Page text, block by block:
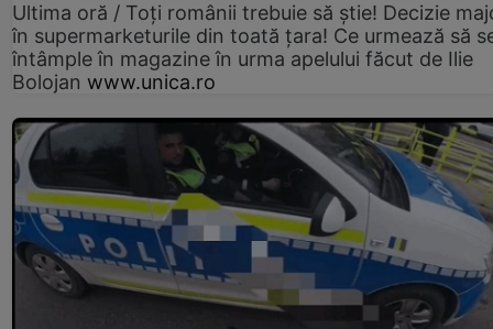
Ultima oră / Toți românii trebuie să știe! Decizie
în supermarketurile din toată țara! Ce urmează să
întâmple în magazine în urma apelului făcut de Ilie
Bolojan www.unica.ro